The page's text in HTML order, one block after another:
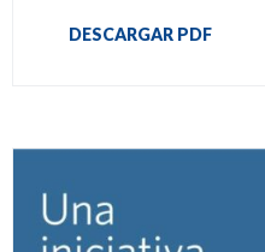
DESCARGAR PDF